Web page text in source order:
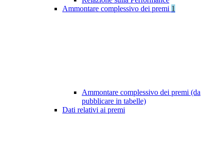
Ammontare complessivo dei premi 1
Ammontare complessivo dei premi (da
pubblicare in tabelle)
Dati relativi ai premi